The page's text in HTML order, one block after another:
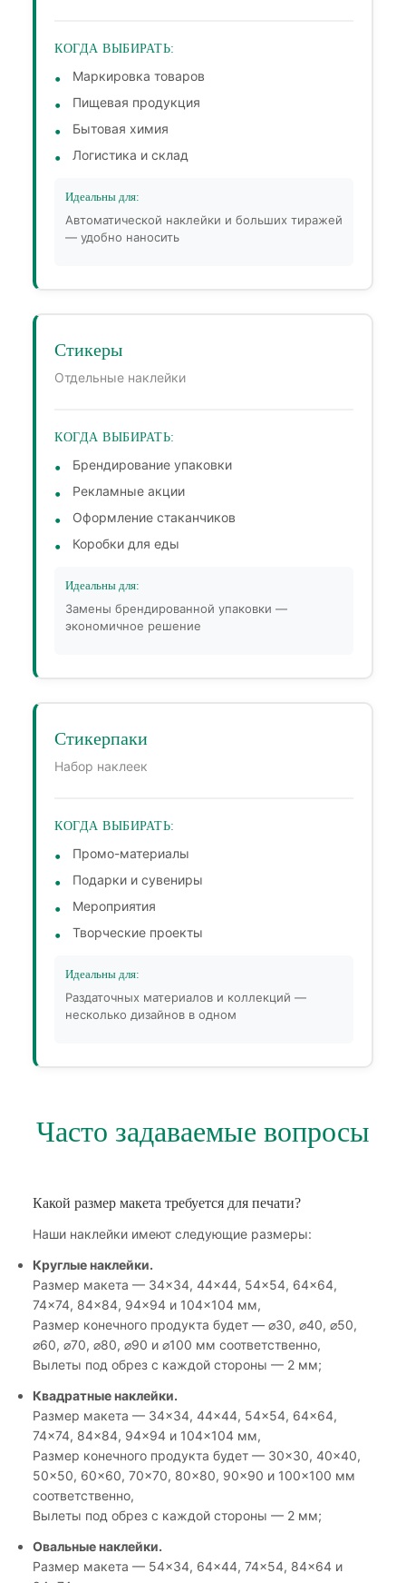
КОГДА ВЫБИРАТЬ:
Маркировка товаров
Пищевая продукция
Бытовая химия
Логистика и склад
Идеальны для:
Автоматической наклейки и больших тиражей
— удобно наносить
Стикеры
Отдельные наклейки
КОГДА ВЫБИРАТЬ:
Брендирование упаковки
Рекламные акции
Оформление стаканчиков
Коробки для еды
Идеальны для:
Замены брендированной упаковки —
экономичное решение
Стикерпаки
Набор наклеек
КОГДА ВЫБИРАТЬ:
Промо-материалы
Подарки и сувениры
Мероприятия
Творческие проекты
Идеальны для:
Раздаточных материалов и коллекций —
несколько дизайнов в одном
Часто задаваемые вопросы
Какой размер макета требуется для печати?
Наши наклейки имеют следующие размеры:
Круглые наклейки.
Размер макета — 34×34, 44×44, 54×54, 64×64,
74×74, 84×84, 94×94 и 104×104 мм,
Размер конечного продукта будет — ⌀30, ⌀40, ⌀50,
⌀60, ⌀70, ⌀80, ⌀90 и ⌀100 мм соответственно,
Вылеты под обрез с каждой стороны — 2 мм;
Квадратные наклейки.
Размер макета — 34×34, 44×44, 54×54, 64×64,
74×74, 84×84, 94×94 и 104×104 мм,
Размер конечного продукта будет — 30×30, 40×40,
50×50, 60×60, 70×70, 80×80, 90×90 и 100×100 мм
соответственно,
Вылеты под обрез с каждой стороны — 2 мм;
Овальные наклейки.
Размер макета — 54×34, 64×44, 74×54, 84×64 и